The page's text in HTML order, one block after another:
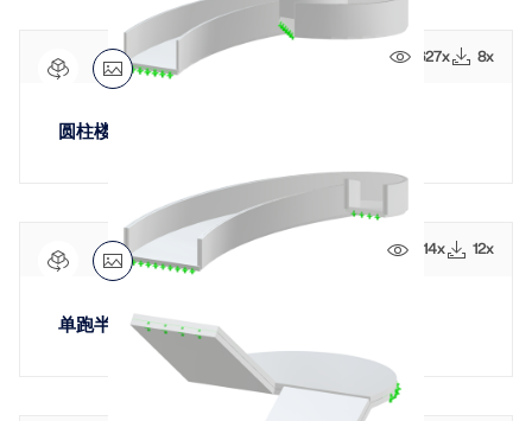
627x 8x
圆柱楼梯
814x 12x
单跑半圆形混凝土楼梯